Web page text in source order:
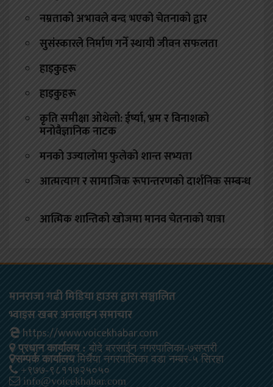
नम्रताको अभावले बन्द भएको चेतनाको द्वार
सुसंस्कारले निर्माण गर्ने स्थायी जीवन सफलता
हाइकुहरू
हाइकुहरू
कृति समीक्षा ओथेलो: ईर्ष्या, भ्रम र विनाशको
मनोवैज्ञानिक नाटक
मनको उज्यालोमा फुलेको शान्त सभ्यता
आत्मत्याग र सामाजिक रूपान्तरणको दार्शनिक सम्बन्ध
आत्मिक शान्तिको खोजमा मानव चेतनाको यात्रा
मानराजा गढी मिडिया हाउस द्वारा सञ्चालित
भ्वाइस खबर अनलाइन समाचार
https://www.voicekhabar.com
प्रधान कार्यालय : बोदे बरसाईन नगरपालिका-७सप्तरी
सम्पर्क कार्यालयमिर्चैया नगरपालिका वडा नम्बर-५ सिरहा
+९७७-९८११७२५०५०
info@voicekhabar.com